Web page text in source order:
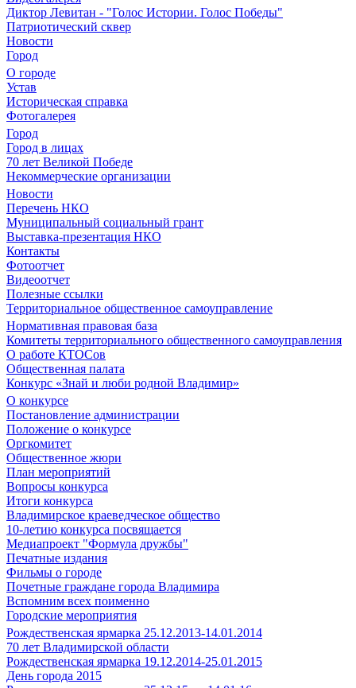
Диктор Левитан - "Голос Истории. Голос Победы"
Патриотический сквер
Новости
Город
О городе
Устав
Историческая справка
Фотогалерея
Город
Город в лицах
70 лет Великой Победе
Некоммерческие организации
Новости
Перечень НКО
Муниципальный социальный грант
Выставка-презентация НКО
Контакты
Фотоотчет
Видеоотчет
Полезные ссылки
Территориальное общественное самоуправление
Нормативная правовая база
Комитеты территориального общественного самоуправления
О работе КТОСов
Общественная палата
Конкурс «Знай и люби родной Владимир»
О конкурсе
Постановление администрации
Положение о конкурсе
Оргкомитет
Общественное жюри
План мероприятий
Вопросы конкурса
Итоги конкурса
Владимирское краеведческое общество
10-летию конкурса посвящается
Медиапроект "Формула дружбы"
Печатные издания
Фильмы о городе
Почетные граждане города Владимира
Вспомним всех поименно
Городские мероприятия
Рождественская ярмарка 25.12.2013-14.01.2014
70 лет Владимирской области
Рождественская ярмарка 19.12.2014-25.01.2015
День города 2015